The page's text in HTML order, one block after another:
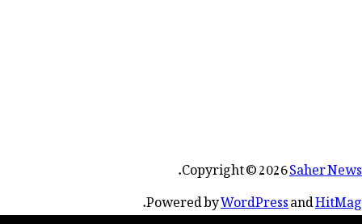
Copyright © 2026Saher News
.
Powered byWordPressandHitMag
.